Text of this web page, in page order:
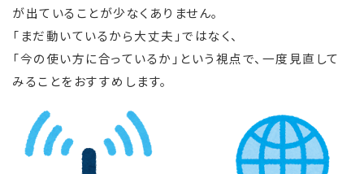
が出ていることが少なくありません。
「まだ動いているから大丈夫」ではなく、
「今の使い方に合っているか」という視点で、一度見直して
みることをおすすめします。